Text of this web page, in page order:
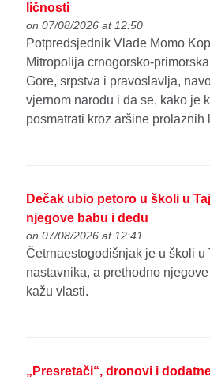
ličnosti
on 07/08/2026 at 12:50
Potpredsjednik Vlade Momo
Mitropolija crnogorsko-
Gore, srpstva i pravoslavlja,
vjernom narodu i da se, kako je
posmatrati kroz aršine prolaznih
Dečak ubio petoro u školi u
njegove babu i dedu
on 07/08/2026 at 12:41
Četrnaestogodišnjak je u školi u
nastavnika, a prethodno
kažu vlasti.
„Presretači“, dronovi i